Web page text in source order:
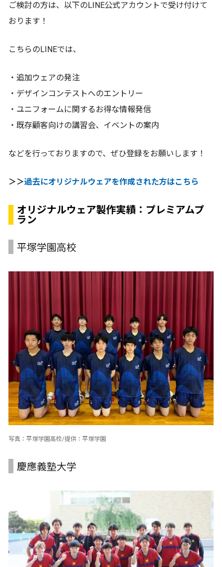
ご検討の方は、以下のLINE公式アカウントで受け付けて
おります！
こちらのLINEでは、
・追加ウェアの発注
・デザインコンテストへのエントリー
・ユニフォームに関するお得な情報発信
・既存顧客向けの講習会、イベントの案内
などを行っておりますので、ぜひ登録をお願いします！
＞＞過去にオリジナルウェアを作成された方はこちら
オリジナルウェア製作実績：プレミアムプ
ラン
平塚学園高校
写真：平塚学園高校/提供：平塚学園
慶應義塾大学